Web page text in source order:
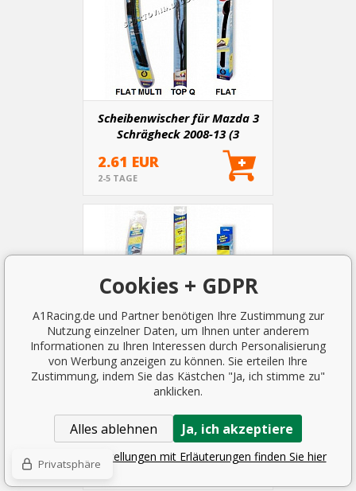
Scheibenwischer für Mazda 3
Schrägheck 2008-13 (3
2.61 EUR
2-5 TAGE
Mazda 3 Schrägheck 2013-...
Scheibenwischer (3 Varianten)
2.61 EUR
Cookies + GDPR
A1Racing.de und Partner benötigen Ihre Zustimmung zur
Nutzung einzelner Daten, um Ihnen unter anderem
Informationen zu Ihren Interessen durch Personalisierung
von Werbung anzeigen zu können. Sie erteilen Ihre
Zustimmung, indem Sie das Kästchen "Ja, ich stimme zu"
anklicken.
Alles ablehnen Ja, ich akzeptiere
Detaillierte Einstellungen mit Erläuterungen finden Sie hier
Privatsphäre